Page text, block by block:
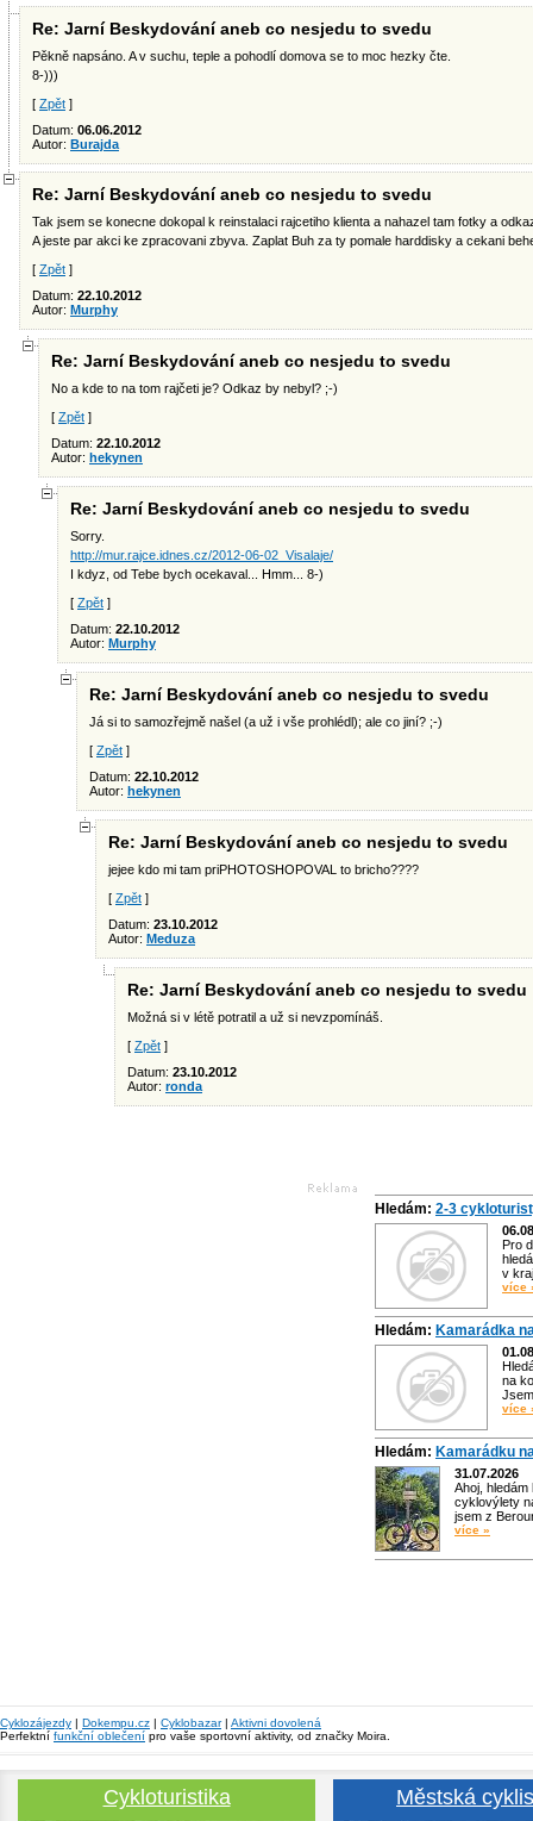
Re: Jarní Beskydování aneb co nesjedu to svedu
Pěkně napsáno. A v suchu, teple a pohodlí domova se to moc hezky čte.
8-)))
[ Zpět ]
Datum: 06.06.2012
Autor: Burajda
Re: Jarní Beskydování aneb co nesjedu to svedu
Tak jsem se konecne dokopal k reinstalaci rajcetiho klienta a nahazel tam fotky a
A jeste par akci ke zpracovani zbyva. Zaplat Buh za ty pomale harddisky a cekani
[ Zpět ]
Datum: 22.10.2012
Autor: Murphy
Re: Jarní Beskydování aneb co nesjedu to svedu
No a kde to na tom rajčeti je? Odkaz by nebyl? ;-)
[ Zpět ]
Datum: 22.10.2012
Autor: hekynen
Re: Jarní Beskydování aneb co nesjedu to svedu
Sorry.
http://mur.rajce.idnes.cz/2012-06-02_Visalaje/
I kdyz, od Tebe bych ocekaval... Hmm... 8-)
[ Zpět ]
Datum: 22.10.2012
Autor: Murphy
Re: Jarní Beskydování aneb co nesjedu to svedu
Já si to samozřejmě našel (a už i vše prohlédl); ale co jiní? ;-)
[ Zpět ]
Datum: 22.10.2012
Autor: hekynen
Re: Jarní Beskydování aneb co nesjedu to svedu
jejee kdo mi tam priPHOTOSHOPOVAL to bricho????
[ Zpět ]
Datum: 23.10.2012
Autor: Meduza
Re: Jarní Beskydování aneb co nesjedu to svedu
Možná si v létě potratil a už si nevzpomínáš.
[ Zpět ]
Datum: 23.10.2012
Autor: ronda
Hledám: 2-3
Pro
v
více
Hledám: Kamarádka
na
více
Hledám: Kamarádku
31.07.2026
Ahoj,
cyklovýlety
jsem z
více »
Cyklozájezdy | Dokempu.cz | Cyklobazar| Aktivni dovolená
Perfektní funkční oblečení pro vaše sportovní aktivity, od značky Moira.
Cykloturistika Městská